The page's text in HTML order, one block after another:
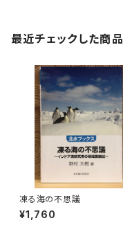
最近チェックした商品
凍る海の不思議
¥1,760